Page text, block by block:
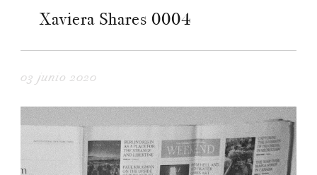
Xaviera Shares 0004
03 junio 2020